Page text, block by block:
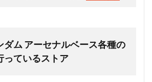
ダム アーセナルベース各種の
っているストア